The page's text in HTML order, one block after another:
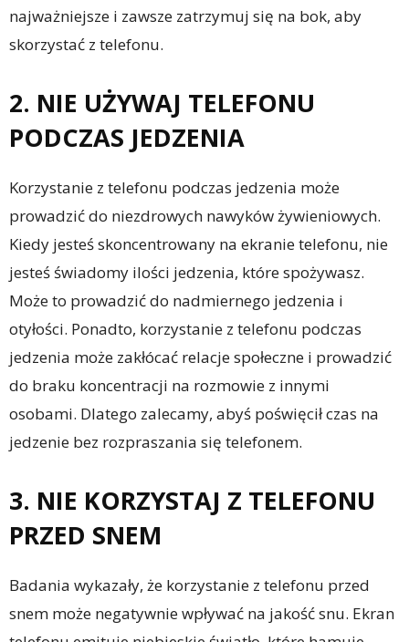
najważniejsze i zawsze zatrzymuj się na bok, aby
skorzystać z telefonu.
2. NIE UŻYWAJ TELEFONU
PODCZAS JEDZENIA
Korzystanie z telefonu podczas jedzenia może
prowadzić do niezdrowych nawyków żywieniowych.
Kiedy jesteś skoncentrowany na ekranie telefonu, nie
jesteś świadomy ilości jedzenia, które spożywasz.
Może to prowadzić do nadmiernego jedzenia i
otyłości. Ponadto, korzystanie z telefonu podczas
jedzenia może zakłócać relacje społeczne i prowadzić
do braku koncentracji na rozmowie z innymi
osobami. Dlatego zalecamy, abyś poświęcił czas na
jedzenie bez rozpraszania się telefonem.
3. NIE KORZYSTAJ Z TELEFONU
PRZED SNEM
Badania wykazały, że korzystanie z telefonu przed
snem może negatywnie wpływać na jakość snu. Ekran